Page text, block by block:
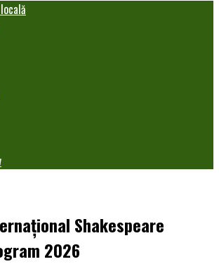
Shakespeare
2026